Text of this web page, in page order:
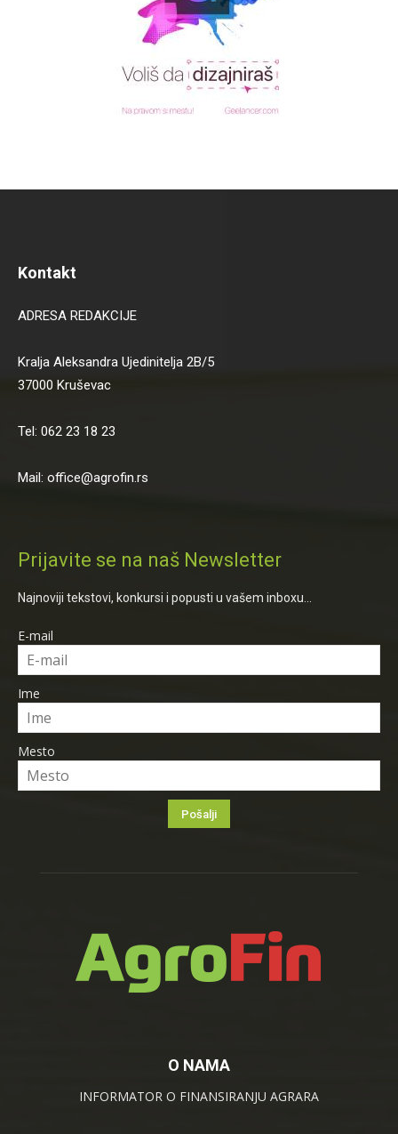
Kontakt
ADRESA REDAKCIJE
Kralja Aleksandra Ujedinitelja 2B/5
37000 Kruševac
Tel: 062 23 18 23
Mail: office@agrofin.rs
Prijavite se na naš Newsletter
Najnoviji tekstovi, konkursi i popusti u vašem inboxu...
E-mail
Ime
Mesto
O NAMA
INFORMATOR O FINANSIRANJU AGRARA